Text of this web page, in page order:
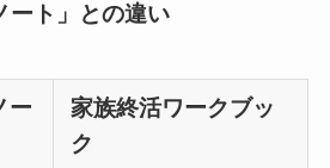
ート」との違い
ー
家族終活ワークブッ
ク